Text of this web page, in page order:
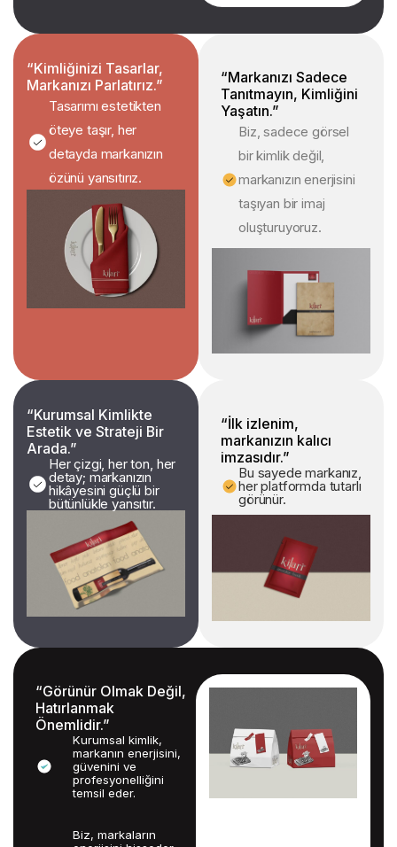
Tasarımı estetikten
öteye taşır, her
detayda markanızın
özünü yansıtırız.
“Kimliğinizi Tasarlar,
Markanızı Parlatırız.”
Biz, sadece görsel
bir kimlik değil,
markanızın enerjisini
taşıyan bir imaj
oluşturuyoruz.
“Markanızı Sadece
Tanıtmayın, Kimliğini
Yaşatın.”
Her çizgi, her ton, her
detay; markanızın
hikâyesini güçlü bir
bütünlükle yansıtır.
“Kurumsal Kimlikte
Estetik ve Strateji Bir
Arada.”
Bu sayede markanız,
her platformda tutarlı
görünür.
“İlk izlenim,
markanızın kalıcı
imzasıdır.”
“Görünür Olmak Değil,
Hatırlanmak
Önemlidir.”
Kurumsal kimlik,
markanın enerjisini,
güvenini ve
profesyonelliğini
temsil eder.
Biz, markaların